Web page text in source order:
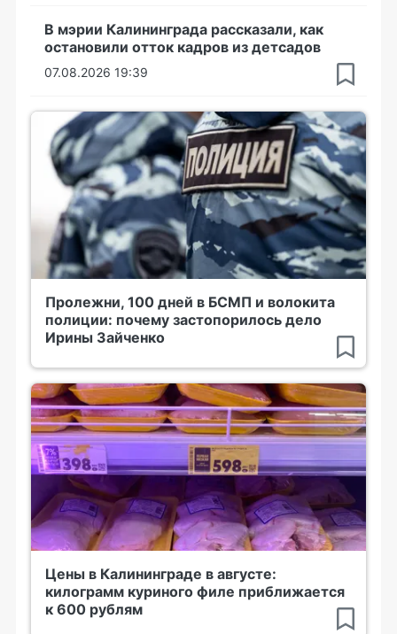
В мэрии Калининграда рассказали, как
остановили отток кадров из детсадов
07.08.2026 19:39
Пролежни, 100 дней в БСМП и волокита
полиции: почему застопорилось дело
Ирины Зайченко
Цены в Калининграде в августе:
килограмм куриного филе приближается
к 600 рублям